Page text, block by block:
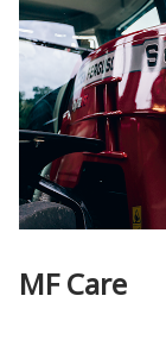
MF Care